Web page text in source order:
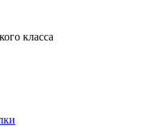
класса